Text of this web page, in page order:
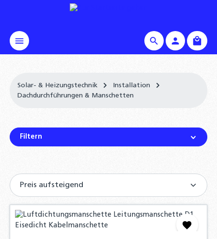
Solar- & Heizungstechnik
Installation
Dachdurchführungen & Manschetten
Filtern